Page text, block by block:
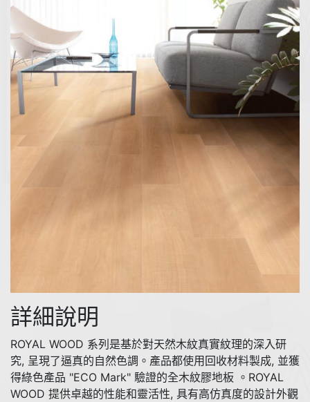
詳細說明
ROYAL WOOD 系列是基於對天然木紋真實紋理的深入研
究, 呈現了逼真的自然色調。產品都使用回收材料製成, 並獲
得綠色產品 "ECO Mark" 驗證的全木紋膠地板 。ROYAL
WOOD 提供卓越的性能和靈活性, 具有高仿真度的設計外觀